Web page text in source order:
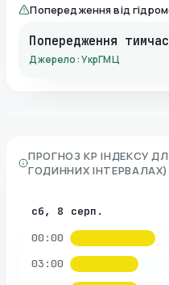
Попередження від
Попередження
Джерело: УкрГМЦ
ПРОГНОЗ KP ІНДЕКСУ
ГОДИННИХ ІНТЕРВАЛАХ)
сб, 8 серп.
00:00
03:00